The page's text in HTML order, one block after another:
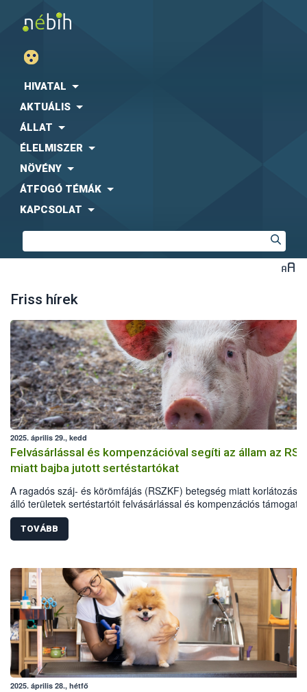
HIVATAL
AKTUÁLIS
ÁLLAT
ÉLELMISZER
NÖVÉNY
ÁTFOGÓ TÉMÁK
KAPCSOLAT
Friss hírek
2025. április 29., kedd
Felvásárlással és kompenzációval segíti az állam az
miatt bajba jutott sertéstartókat
A ragadós száj- és körömfájás (RSZKF) betegség miatt korlátozás
álló területek sertéstartóit felvásárlással és kompenzációs
segíti a Kormány. A Nemzeti Élelmiszerlánc-biztonsági Hivatal
oldalán folyamatosan elérhetővé válnak az intézkedésekkel
technikai információk.
TOVÁBB
2025. április 28., hétfő